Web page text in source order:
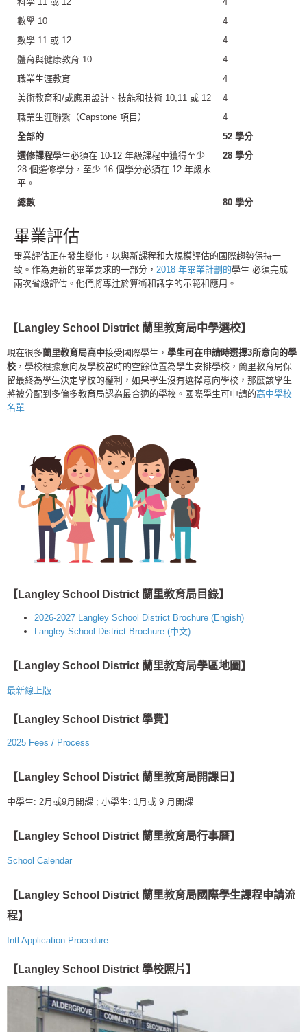
數學 10
4
數學 11 或 12
4
體育與健康教育 10
4
職業生涯教育
4
美術教育和/或應用設計、技能和技術 10,11 或 12
4
職業生涯聯繫（Capstone 項目）
4
全部的
52 學分
選修課程學生必須在 10-12 年級課程中獲得至少
28 個選修學分，至少 16 個學分必須在 12 年級水
平。
28 學分
總數 80 學分
畢業評估
畢業評估正在發生變化，以與新課程和大規模評估的國際趨勢保持一
致。作為更新的畢業要求的一部分， 2018 年畢業計劃的學生 必須完成
兩次省級評估。他們將專注於算術和識字的示範和應用。
【Langley School District 蘭里教育局中學選校】
現在很多蘭里教育局高中接受國際學生， 學生可在申請時選擇3所意向的學
校 ，學校根據意向及學校當時的空餘位置為學生安排學校，蘭里教育局保
留最終為學生決定學校的權利，如果學生沒有選擇意向學校，那麼該學生
將被分配到多倫多教育局認為最合適的學校。國際學生可申請的高中學校
名單
【Langley School District 蘭里教育局目錄】
2026-2027 Langley School District Brochure (Engish)
Langley School District Brochure (中文)
【Langley School District 蘭里教育局學區地圖】
最新線上版
【Langley School District 學費】
2025 Fees / Process
【Langley School District 蘭里教育局開課日】
中學生: 2月或9月開課 ; 小學生: 1月或 9 月開課
【Langley School District 蘭里教育局行事曆】
School Calendar
【Langley School District 蘭里教育局國際學生課程申請流
程】
Intl Application Procedure
【Langley School District 學校照片】